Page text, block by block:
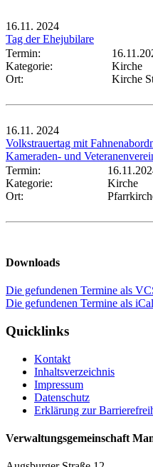
16.11. 2024
Tag der Ehejubilare
Termin:
Kategorie:
Kirche
Ort:
Kirche
16.11. 2024
Volkstrauertag mit
Kameraden- und
Termin:
Kategorie:
Kirche
Ort:
Downloads
Die gefundenen Termine als
Die gefundenen Termine als
Quicklinks
Kontakt
Inhaltsverzeichnis
Impressum
Datenschutz
Erklärung zur
Verwaltungsgemeinschaft